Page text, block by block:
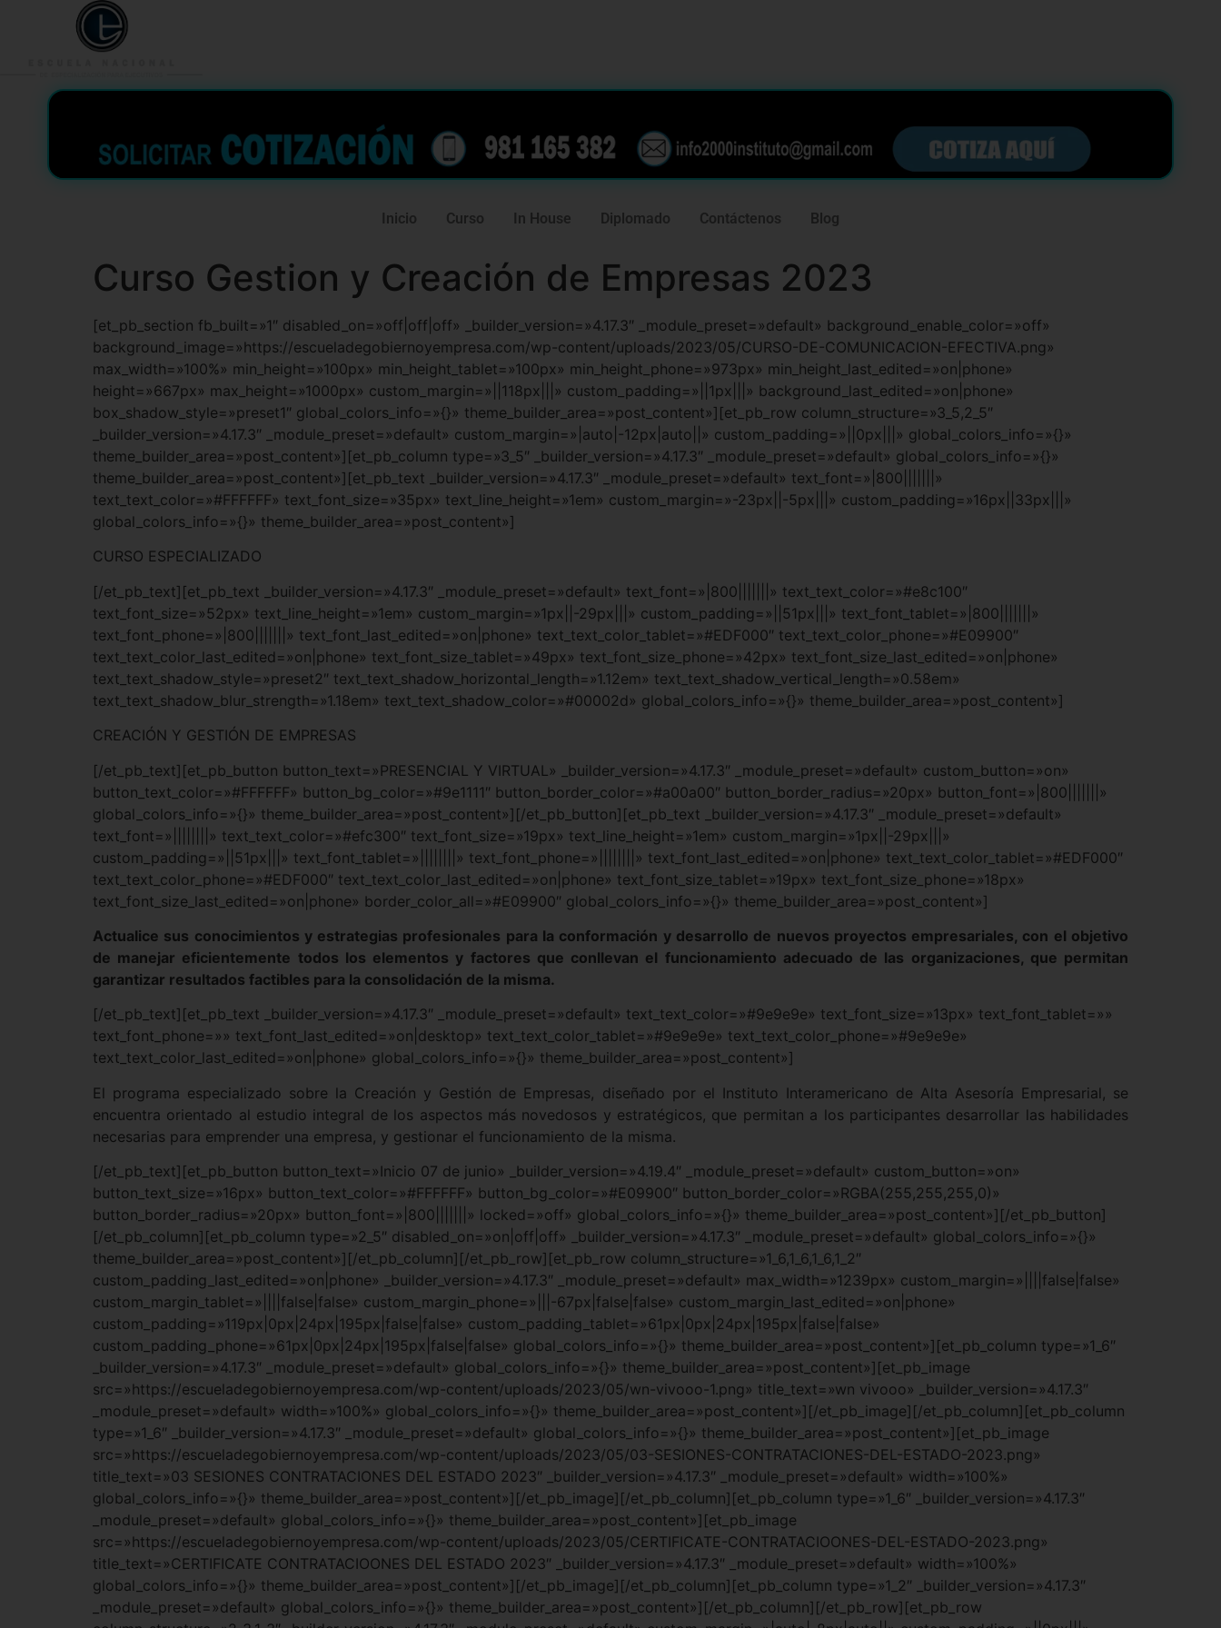
Inicio Curso In House Diplomado Contáctenos Blog
Curso Gestion y Creación de Empresas 2023
[et_pb_section fb_built=»1″ disabled_on=»off|off|off» _builder_version=»4.17.3″ _module_preset=»default» background_enable_color=»off»
background_image=»https://escueladegobiernoyempresa.com/wp-content/uploads/2023/05/CURSO-DE-COMUNICACION-EFECTIVA.png»
max_width=»100%» min_height=»100px» min_height_tablet=»100px» min_height_phone=»973px» min_height_last_edited=»on|phone»
height=»667px» max_height=»1000px» custom_margin=»||118px|||» custom_padding=»||1px|||» background_last_edited=»on|phone»
box_shadow_style=»preset1″ global_colors_info=»{}» theme_builder_area=»post_content»][et_pb_row column_structure=»3_5,2_5″
_builder_version=»4.17.3″ _module_preset=»default» custom_margin=»|auto|-12px|auto||» custom_padding=»||0px|||» global_colors_info=»{}»
theme_builder_area=»post_content»][et_pb_column type=»3_5″ _builder_version=»4.17.3″ _module_preset=»default» global_colors_info=»{}»
theme_builder_area=»post_content»][et_pb_text _builder_version=»4.17.3″ _module_preset=»default» text_font=»|800|||||||»
text_text_color=»#FFFFFF» text_font_size=»35px» text_line_height=»1em» custom_margin=»-23px||-5px|||» custom_padding=»16px||33px|||»
global_colors_info=»{}» theme_builder_area=»post_content»]
CURSO ESPECIALIZADO
[/et_pb_text][et_pb_text _builder_version=»4.17.3″ _module_preset=»default» text_font=»|800|||||||» text_text_color=»#e8c100″
text_font_size=»52px» text_line_height=»1em» custom_margin=»1px||-29px|||» custom_padding=»||51px|||» text_font_tablet=»|800|||||||»
text_font_phone=»|800|||||||» text_font_last_edited=»on|phone» text_text_color_tablet=»#EDF000″ text_text_color_phone=»#E09900″
text_text_color_last_edited=»on|phone» text_font_size_tablet=»49px» text_font_size_phone=»42px» text_font_size_last_edited=»on|phone»
text_text_shadow_style=»preset2″ text_text_shadow_horizontal_length=»1.12em» text_text_shadow_vertical_length=»0.58em»
text_text_shadow_blur_strength=»1.18em» text_text_shadow_color=»#00002d» global_colors_info=»{}» theme_builder_area=»post_content»]
CREACIÓN Y GESTIÓN DE EMPRESAS
[/et_pb_text][et_pb_button button_text=»PRESENCIAL Y VIRTUAL» _builder_version=»4.17.3″ _module_preset=»default» custom_button=»on»
button_text_color=»#FFFFFF» button_bg_color=»#9e1111″ button_border_color=»#a00a00″ button_border_radius=»20px» button_font=»|800|||||||»
global_colors_info=»{}» theme_builder_area=»post_content»][/et_pb_button][et_pb_text _builder_version=»4.17.3″ _module_preset=»default»
text_font=»||||||||» text_text_color=»#efc300″ text_font_size=»19px» text_line_height=»1em» custom_margin=»1px||-29px|||»
custom_padding=»||51px|||» text_font_tablet=»||||||||» text_font_phone=»||||||||» text_font_last_edited=»on|phone» text_text_color_tablet=»#EDF000″
text_text_color_phone=»#EDF000″ text_text_color_last_edited=»on|phone» text_font_size_tablet=»19px» text_font_size_phone=»18px»
text_font_size_last_edited=»on|phone» border_color_all=»#E09900″ global_colors_info=»{}» theme_builder_area=»post_content»]
Actualice sus conocimientos y estrategias profesionales para la conformación y desarrollo de nuevos proyectos empresariales, con el objetivo
de manejar eficientemente todos los elementos y factores que conllevan el funcionamiento adecuado de las organizaciones, que permitan
garantizar resultados factibles para la consolidación de la misma.
[/et_pb_text][et_pb_text _builder_version=»4.17.3″ _module_preset=»default» text_text_color=»#9e9e9e» text_font_size=»13px» text_font_tablet=»»
text_font_phone=»» text_font_last_edited=»on|desktop» text_text_color_tablet=»#9e9e9e» text_text_color_phone=»#9e9e9e»
text_text_color_last_edited=»on|phone» global_colors_info=»{}» theme_builder_area=»post_content»]
El programa especializado sobre la Creación y Gestión de Empresas, diseñado por el Instituto Interamericano de Alta Asesoría Empresarial, se
encuentra orientado al estudio integral de los aspectos más novedosos y estratégicos, que permitan a los participantes desarrollar las habilidades
necesarias para emprender una empresa, y gestionar el funcionamiento de la misma.
[/et_pb_text][et_pb_button button_text=»Inicio 07 de junio» _builder_version=»4.19.4″ _module_preset=»default» custom_button=»on»
button_text_size=»16px» button_text_color=»#FFFFFF» button_bg_color=»#E09900″ button_border_color=»RGBA(255,255,255,0)»
button_border_radius=»20px» button_font=»|800|||||||» locked=»off» global_colors_info=»{}» theme_builder_area=»post_content»][/et_pb_button]
[/et_pb_column][et_pb_column type=»2_5″ disabled_on=»on|off|off» _builder_version=»4.17.3″ _module_preset=»default» global_colors_info=»{}»
theme_builder_area=»post_content»][/et_pb_column][/et_pb_row][et_pb_row column_structure=»1_6,1_6,1_6,1_2″
custom_padding_last_edited=»on|phone» _builder_version=»4.17.3″ _module_preset=»default» max_width=»1239px» custom_margin=»||||false|false»
custom_margin_tablet=»||||false|false» custom_margin_phone=»|||-67px|false|false» custom_margin_last_edited=»on|phone»
custom_padding=»119px|0px|24px|195px|false|false» custom_padding_tablet=»61px|0px|24px|195px|false|false»
custom_padding_phone=»61px|0px|24px|195px|false|false» global_colors_info=»{}» theme_builder_area=»post_content»][et_pb_column type=»1_6″
_builder_version=»4.17.3″ _module_preset=»default» global_colors_info=»{}» theme_builder_area=»post_content»][et_pb_image
src=»https://escueladegobiernoyempresa.com/wp-content/uploads/2023/05/wn-vivooo-1.png» title_text=»wn vivooo» _builder_version=»4.17.3″
_module_preset=»default» width=»100%» global_colors_info=»{}» theme_builder_area=»post_content»][/et_pb_image][/et_pb_column][et_pb_column
type=»1_6″ _builder_version=»4.17.3″ _module_preset=»default» global_colors_info=»{}» theme_builder_area=»post_content»][et_pb_image
src=»https://escueladegobiernoyempresa.com/wp-content/uploads/2023/05/03-SESIONES-CONTRATACIONES-DEL-ESTADO-2023.png»
title_text=»03 SESIONES CONTRATACIONES DEL ESTADO 2023″ _builder_version=»4.17.3″ _module_preset=»default» width=»100%»
global_colors_info=»{}» theme_builder_area=»post_content»][/et_pb_image][/et_pb_column][et_pb_column type=»1_6″ _builder_version=»4.17.3″
_module_preset=»default» global_colors_info=»{}» theme_builder_area=»post_content»][et_pb_image
src=»https://escueladegobiernoyempresa.com/wp-content/uploads/2023/05/CERTIFICATE-CONTRATACIOONES-DEL-ESTADO-2023.png»
title_text=»CERTIFICATE CONTRATACIOONES DEL ESTADO 2023″ _builder_version=»4.17.3″ _module_preset=»default» width=»100%»
global_colors_info=»{}» theme_builder_area=»post_content»][/et_pb_image][/et_pb_column][et_pb_column type=»1_2″ _builder_version=»4.17.3″
_module_preset=»default» global_colors_info=»{}» theme_builder_area=»post_content»][/et_pb_column][/et_pb_row][et_pb_row